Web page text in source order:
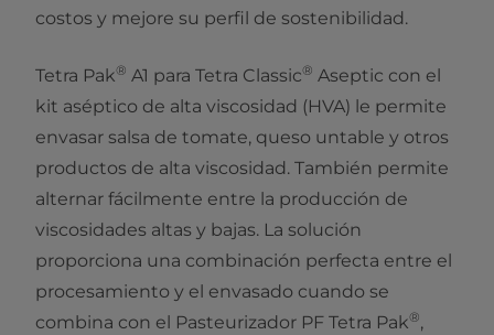
costos y mejore su perfil de sostenibilidad.
Tetra Pak® A1 para Tetra Classic® Aseptic con el
kit aséptico de alta viscosidad (HVA) le permite
envasar salsa de tomate, queso untable y otros
productos de alta viscosidad. También permite
alternar fácilmente entre la producción de
viscosidades altas y bajas. La solución
proporciona una combinación perfecta entre el
procesamiento y el envasado cuando se
combina con el Pasteurizador PF Tetra Pak®,